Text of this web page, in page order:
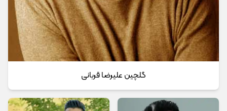
گلچین علیرضا قربانی